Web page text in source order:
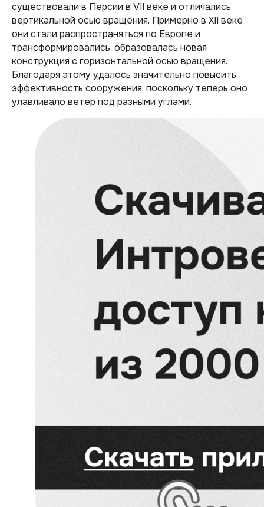
существовали в Персии в VII веке и отличались
вертикальной осью вращения. Примерно в XII веке
они стали распространяться по Европе и
трансформировались: образовалась новая
конструкция с горизонтальной осью вращения.
Благодаря этому удалось значительно повысить
эффективность сооружения, поскольку теперь оно
улавливало ветер под разными углами.